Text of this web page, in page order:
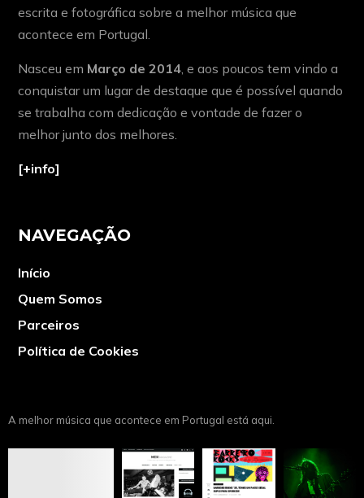
escrita e fotográfica sobre a melhor música que
acontece em Portugal.
Nasceu em Março de 2014, e aos poucos tem vindo a
conquistar um lugar de destaque que é possível quando
se trabalha com dedicação e vontade de fazer o
melhor junto dos melhores.
[+info]
NAVEGAÇÃO
Início
Quem Somos
Parceiros
Política de Cookies
A melhor música que acontece em Portugal está aqui.